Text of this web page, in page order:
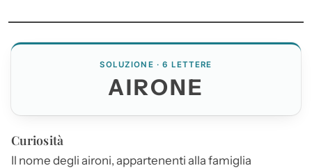
SOLUZIONE · 6 LETTERE
AIRONE
Curiosità
Il nome degli aironi, appartenenti alla famiglia